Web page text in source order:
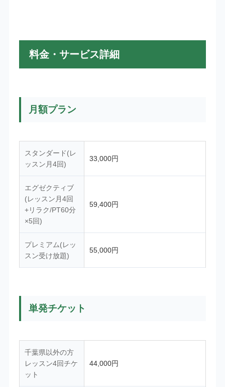
料金・サービス詳細
月額プラン
スタンダード(レ
ッスン月4回)
33,000円
エグゼクティブ
(レッスン月4回
+リラク/PT60分
×5回)
59,400円
プレミアム(レッ
スン受け放題)
55,000円
単発チケット
千葉県以外の方
レッスン4回チケ
ット
44,000円